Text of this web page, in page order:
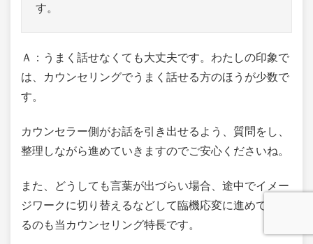
す。
Ａ：うまく話せなくても大丈夫です。わたしの印象で
は、カウンセリングでうまく話せる方のほうが少数で
す。
カウンセラー側がお話を引き出せるよう、質問をし、
整理しながら進めていきますのでご安心くださいね。
また、どうしても言葉が出づらい場合、途中でイメー
ジワークに切り替えるなどして臨機応変に進めていけ
るのも当カウンセリング特長です。